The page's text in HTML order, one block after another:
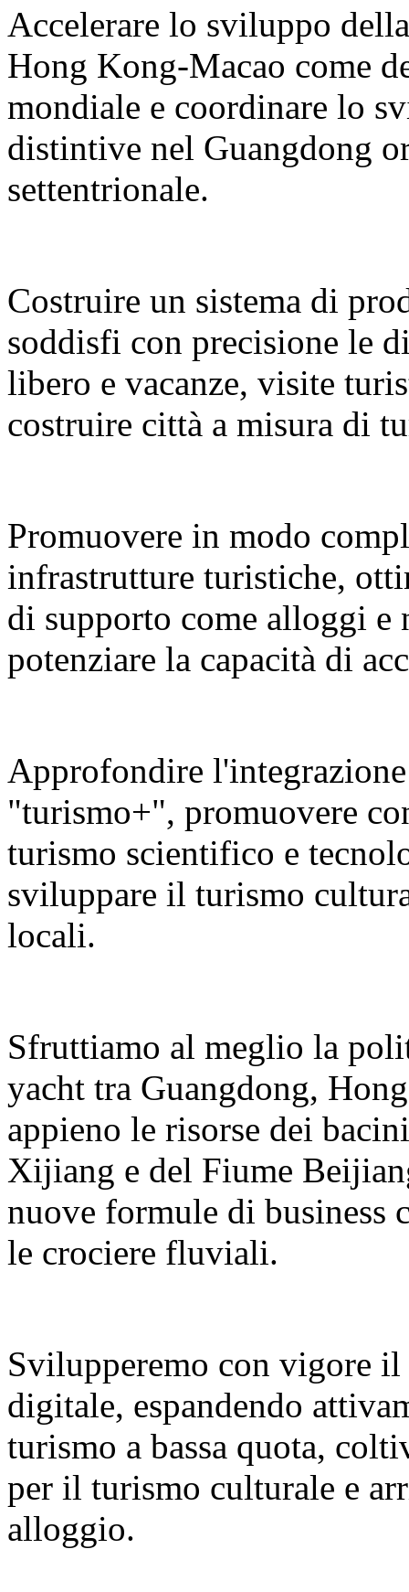
Accelerare lo sviluppo
Hong Kong-Macao come
mondiale e coordinare lo
distintive nel Guangdong
settentrionale.
Costruire un sistema di
soddisfi con precisione le
libero e vacanze, visite
costruire città a misura di
Promuovere in modo
infrastrutture turistiche,
di supporto come alloggi e
potenziare la capacità di
Approfondire
"turismo+", promuovere
turismo scientifico e
sviluppare il turismo
locali.
Sfruttiamo al meglio la
yacht tra Guangdong,
appieno le risorse dei
Xijiang e del Fiume
nuove formule di business
le crociere fluviali.
Svilupperemo con vigore
digitale, espandendo
turismo a bassa quota,
per il turismo culturale e
alloggio.